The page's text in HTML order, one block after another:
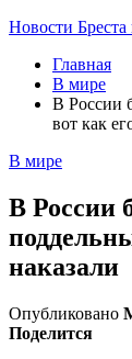
Новости Бреста
Главная
В мире
В России
вот как
В мире
В России
наказали
Опубликовано
Поделится